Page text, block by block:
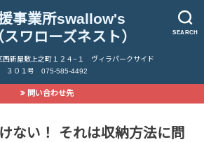
SEARCH
事業所swallow's
ワローズネスト）
西新屋敷上之町１２４−１ ヴィラパークサイド
３０１号 075-585-4492
問い合わせ先
ない！ それは収納方法に問